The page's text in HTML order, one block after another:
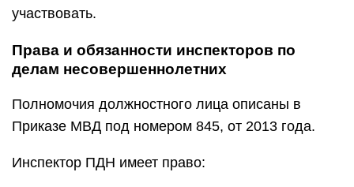
участвовать.
Права и обязанности инспекторов по
делам несовершеннолетних
Полномочия должностного лица описаны в
Приказе МВД под номером 845, от 2013 года.
Инспектор ПДН имеет право: